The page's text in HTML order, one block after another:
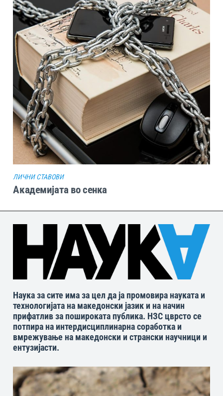
ЛИЧНИ СТАВОВИ
Академијата во сенка
Наука за сите има за цел да ја промовира науката и
технологијата на македонски јазик и на начин
прифатлив за пошироката публика. НЗС цврсто се
потпира на интердисциплинарна соработка и
вмрежување на македонски и странски научници и
ентузијасти.